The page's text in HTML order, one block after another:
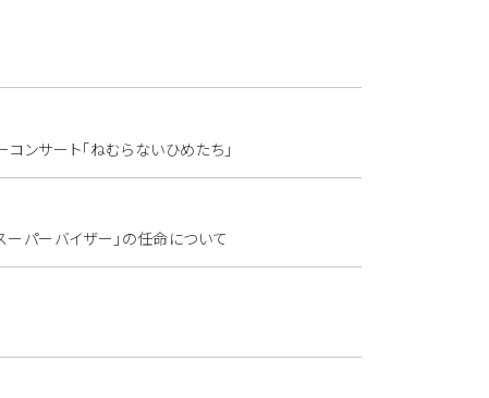
ンサート「ねむらないひめたち」
パーバイザー」の任命について